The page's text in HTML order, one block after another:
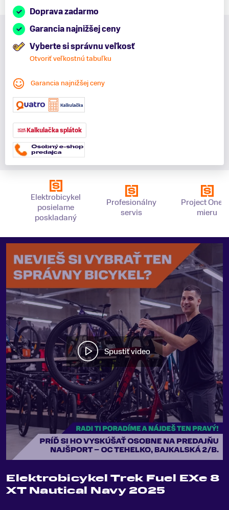
Doprava zadarmo
Garancia najnižšej ceny
Vyberte si správnu veľkosť
Otvoriť veľkostnú tabuľku
Garancia najnižšej ceny
Kalkulačka splátok
Elektrobicykel
posielame
poskladaný
Profesionálny
servis
Project One
mieru
Spustiť video
Elektrobicykel Trek Fuel EXe 8
XT Nautical Navy 2025